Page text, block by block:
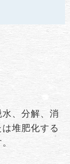
、分解、消
堆肥化する